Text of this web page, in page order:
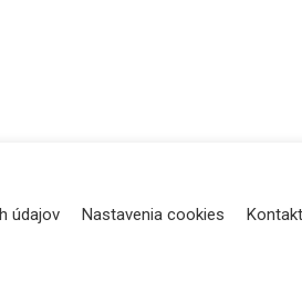
údajov Nastavenia cookies
Kontakt